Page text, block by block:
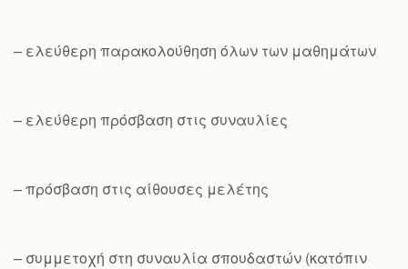
– ελεύθερη παρακολούθηση όλων των μαθημάτων
– ελεύθερη πρόσβαση στις συναυλίες
– πρόσβαση στις αίθουσες μελέτης
– συμμετοχή στη συναυλία σπουδαστών (κατόπιν